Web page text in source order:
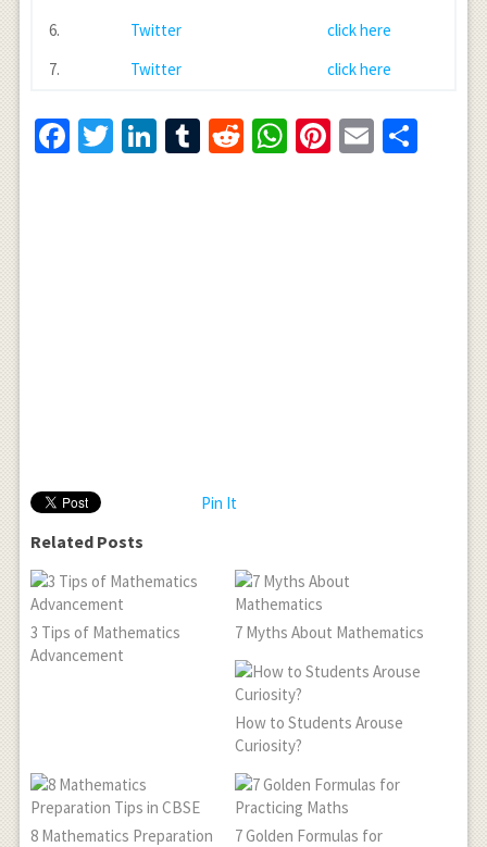
6.
Twitter
click here
7.
Twitter click here
Facebook
Twitter
LinkedIn
Tumblr
RedditWhatsApp
Pinterest
Email
Pin It
Related Posts
3 Tips of Mathematics
Advancement
7 Myths About Mathematics
How to Students Arouse
Curiosity?
8 Mathematics Preparation
7 Golden Formulas for